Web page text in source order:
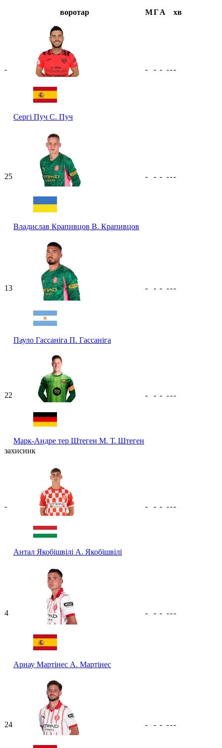
воротар МГА хв
-
Сергі Пуч С. Пуч
- - - ---
25
Владислав Крапивцов В. Крапивцов
- - - ---
13
Пауло Гассаніга П. Гассаніга
- - - ---
22
Марк-Андре тер Штеген М. Т. Штеген
- - - ---
захисник
-
Антал Якобішвілі А. Якобішвілі
- - - ---
4
Арнау Мартінес А. Мартінес
- - - ---
24 - - - ---